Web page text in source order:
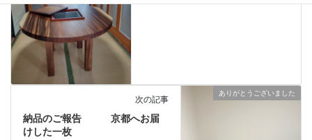
ありがとうございました
次の記事
納品のご報告 京都へお届
けした一枚